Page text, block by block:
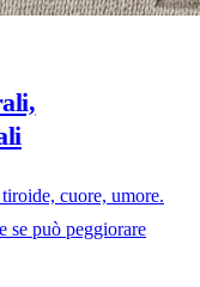
cuore, umore.
se può peggiorare